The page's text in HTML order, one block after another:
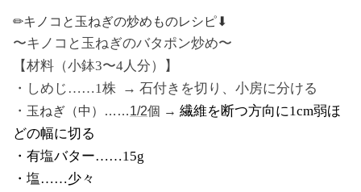
✏︎キノコと玉ねぎの炒めものレシピ⬇︎
〜キノコと玉ねぎのバタポン炒め〜
【材料（小鉢3〜4人分）】
・しめじ……1株 → 石付きを切り、小房に分ける
・ 玉ねぎ（中）……1/2個 → 繊維を断つ方向に1cm弱ほ
どの幅に切る
・有塩バター……15g
・塩……少々